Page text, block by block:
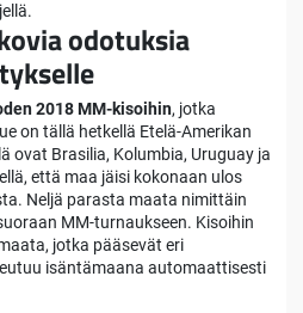
odotuksia
2018 MM-kisoihin, jotka
on tällä hetkellä Etelä-Amerikan
ovat Brasilia, Kolumbia, Uruguay ja
että maa jäisi kokonaan ulos
Neljä parasta maata nimittäin
MM-turnaukseen. Kisoihin
jotka pääsevät eri
isäntämaana automaattisesti